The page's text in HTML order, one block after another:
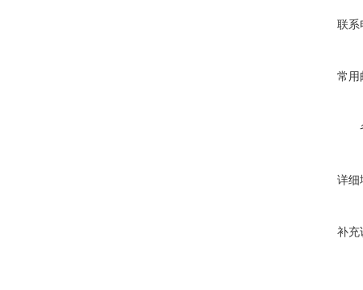
联系
常用
详细
补充